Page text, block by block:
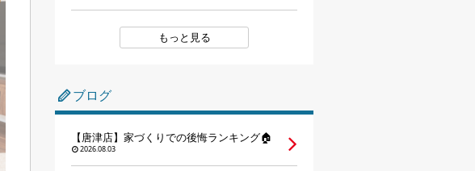
キャンペーン・コラボ情報
企業情報
もっと見る
ブログ
【唐津店】家づくりでの後悔ランキング🏠
2026.08.03